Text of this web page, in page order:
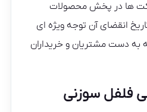
ها در پخش محصولات
انقضای آن توجه ویژه ای
به دست مشتریان و خریداران
فلفل سوزنی